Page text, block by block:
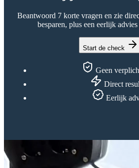
Beantwoord 7 korte vragen en zie
besparen, plus een eerlijk
Start de check
Geen
Direct
Eerlijk